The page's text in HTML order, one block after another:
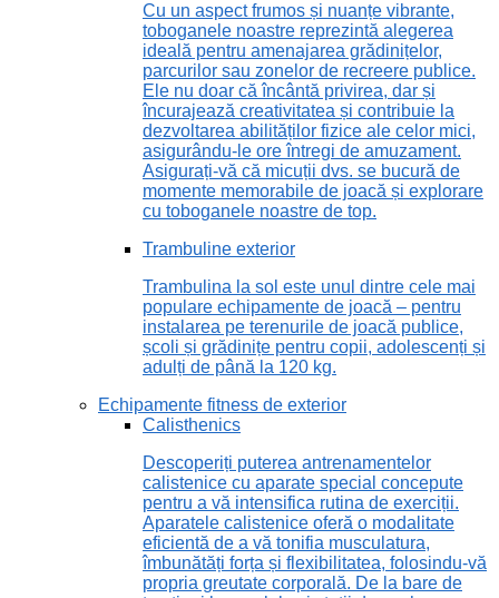
Cu un aspect frumos și nuanțe vibrante,
toboganele noastre reprezintă alegerea
ideală pentru amenajarea grădinițelor,
parcurilor sau zonelor de recreere publice.
Ele nu doar că încântă privirea, dar și
încurajează creativitatea și contribuie la
dezvoltarea abilităților fizice ale celor mici,
asigurându-le ore întregi de amuzament.
Asigurați-vă că micuții dvs. se bucură de
momente memorabile de joacă și explorare
cu toboganele noastre de top.
Trambuline exterior
Trambulina la sol este unul dintre cele mai
populare echipamente de joacă – pentru
instalarea pe terenurile de joacă publice,
școli și grădinițe pentru copii, adolescenți și
adulți de până la 120 kg.
Echipamente fitness de exterior
Calisthenics
Descoperiți puterea antrenamentelor
calistenice cu aparate special concepute
pentru a vă intensifica rutina de exerciții.
Aparatele calistenice oferă o modalitate
eficientă de a vă tonifia musculatura,
îmbunătăți forța și flexibilitatea, folosindu-vă
propria greutate corporală. De la bare de